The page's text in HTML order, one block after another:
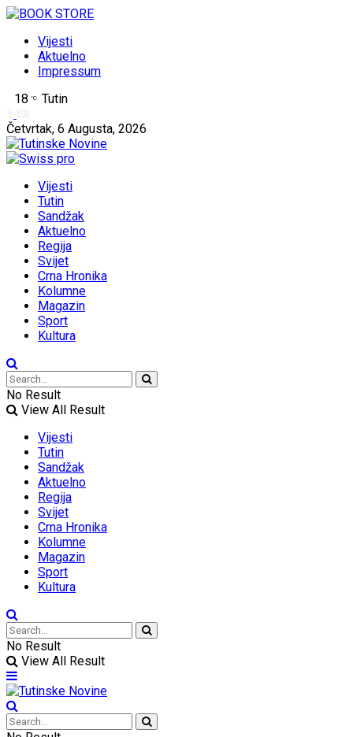
Vijesti
Aktuelno
Impressum
18 °C
Tutin
Četvrtak, 6 Augusta, 2026
Vijesti
Tutin
Sandžak
Aktuelno
Regija
Svijet
Crna Hronika
Kolumne
Magazin
Sport
Kultura
No Result
View All Result
Vijesti
Tutin
Sandžak
Aktuelno
Regija
Svijet
Crna Hronika
Kolumne
Magazin
Sport
Kultura
No Result
View All Result